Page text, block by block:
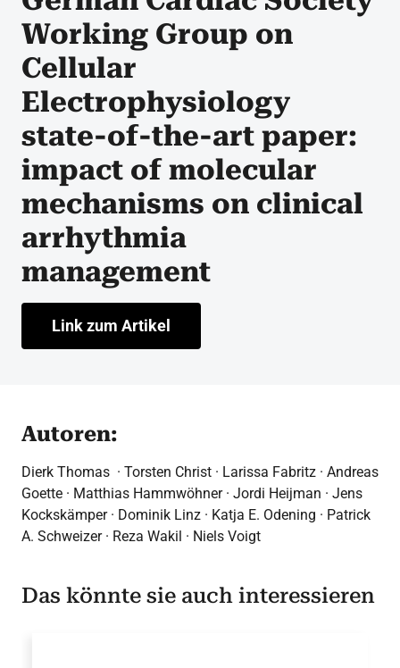
Working Group on
Cellular
Electrophysiology
state-of-the-art paper:
impact of molecular
mechanisms on clinical
arrhythmia
management
Link zum Artikel
Autoren:
Dierk Thomas · Torsten Christ · Larissa Fabritz · Andreas
Goette · Matthias Hammwöhner · Jordi Heijman · Jens
Kockskämper · Dominik Linz · Katja E. Odening · Patrick
A. Schweizer · Reza Wakil · Niels Voigt
Das könnte sie auch interessieren